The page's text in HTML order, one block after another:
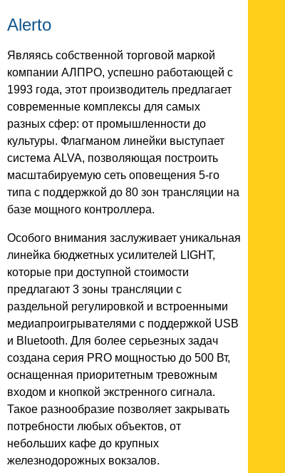
Alerto
Являясь собственной торговой маркой
компании АЛПРО, успешно работающей с
1993 года, этот производитель предлагает
современные комплексы для самых
разных сфер: от промышленности до
культуры. Флагманом линейки выступает
система ALVA, позволяющая построить
масштабируемую сеть оповещения 5-го
типа с поддержкой до 80 зон трансляции на
базе мощного контроллера.
Особого внимания заслуживает уникальная
линейка бюджетных усилителей LIGHT,
которые при доступной стоимости
предлагают 3 зоны трансляции с
раздельной регулировкой и встроенными
медиапроигрывателями с поддержкой USB
и Bluetooth. Для более серьезных задач
создана серия PRO мощностью до 500 Вт,
оснащенная приоритетным тревожным
входом и кнопкой экстренного сигнала.
Такое разнообразие позволяет закрывать
потребности любых объектов, от
небольших кафе до крупных
железнодорожных вокзалов.